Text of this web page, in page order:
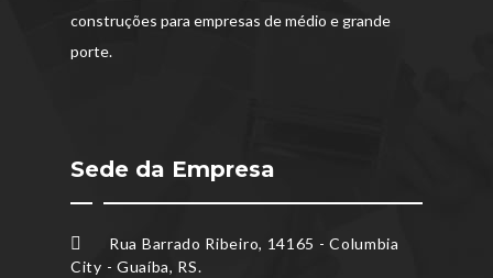
construções para empresas de médio e grande
porte.
Sede da Empresa
Rua Barrado Ribeiro, 14165 - Columbia
City - Guaíba, RS.